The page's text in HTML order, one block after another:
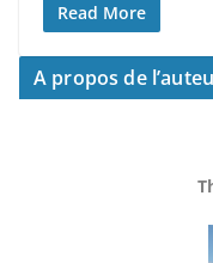
Read More
A propos de